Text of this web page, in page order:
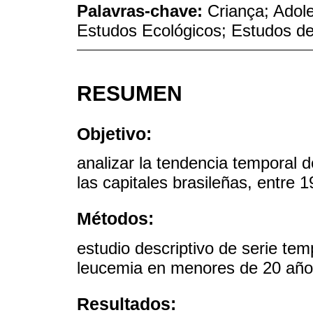
Palavras-chave: Criança;
Estudos Ecológicos; Estudos
RESUMEN
Objetivo:
analizar la tendencia temporal
las capitales brasileñas, entre
Métodos:
estudio descriptivo de serie
leucemia en menores de 20
Resultados: